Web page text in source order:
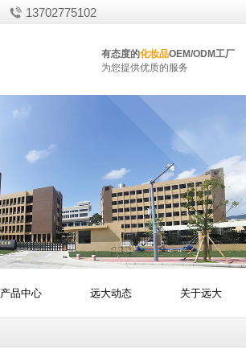
13702775102
有态度的化妆品OEM/ODM工厂
为您提供优质的服务
产品中心 远大动态 关于远大